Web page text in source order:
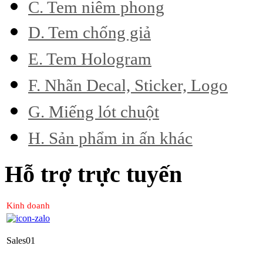
Dòn (Bể - Vỡ - Dẻo)
C. Tem niêm phong
D. Tem chống giả
E. Tem Hologram
F. Nhãn Decal, Sticker, Logo
G. Miếng lót chuột
H. Sản phẩm in ấn khác
Hỗ trợ trực tuyến
Kinh doanh
Sales01